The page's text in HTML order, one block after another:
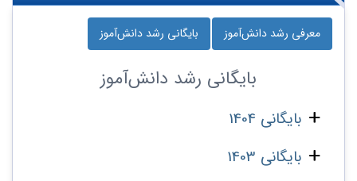
معرفی رشد دانش‌آموز بایگانی رشد دانش‌آموز
بایگانی رشد دانش‌آموز
بایگانی 1404
بایگانی 1403